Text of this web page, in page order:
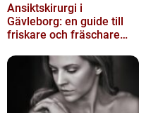
Ansiktskirurgi i
Gävleborg: en guide till
friskare och fräschare